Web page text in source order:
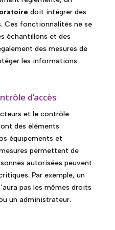
doit intégrer des
Ces fonctionnalités ne se
échantillons et des
des mesures de
les informations
d’accès
et le contrôle
des éléments
équipements et
permettent de
autorisées peuvent
Par exemple, un
pas les mêmes droits
un administrateur.